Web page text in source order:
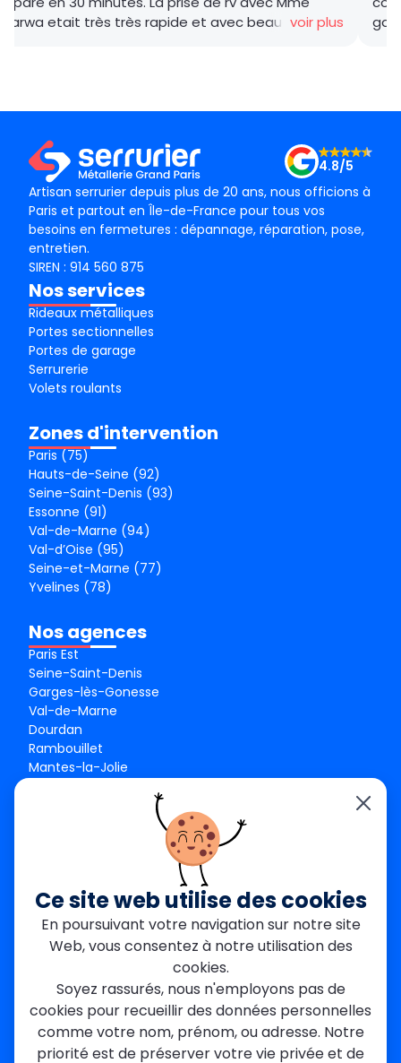
Marwa etait très très rapide et avec beaucoup de
voir plus
Artisan serrurier depuis plus de 20 ans, nous officions à
Paris et partout en Île-de-France pour tous vos
besoins en fermetures : dépannage, réparation, pose,
entretien.
4.8/5
SIREN : 914 560 875
Nos services
Rideaux métalliques
Portes sectionnelles
Portes de garage
Serrurerie
Volets roulants
Zones d'intervention
Paris (75)
Hauts-de-Seine (92)
Seine-Saint-Denis (93)
Essonne (91)
Val-de-Marne (94)
Val-d’Oise (95)
Seine-et-Marne (77)
Yvelines (78)
Nos agences
Paris Est
Seine-Saint-Denis
Garges-lès-Gonesse
Val-de-Marne
Dourdan
Rambouillet
Mantes-la-Jolie
contact@metallerie-grand-paris.com
46 bis Av. du Maine, 75015 Paris
Mentions légales
Politique De Confidentialité
Cookies
CGV
Engagements Clients
À propos
Blog Plan du site Avis FAQ
Ce site web utilise des cookies
En poursuivant votre navigation sur notre site
Web, vous consentez à notre utilisation des
cookies.
Soyez rassurés, nous n'employons pas de
cookies pour recueillir des données personnelles
comme votre nom, prénom, ou adresse. Notre
priorité est de préserver votre vie privée et de